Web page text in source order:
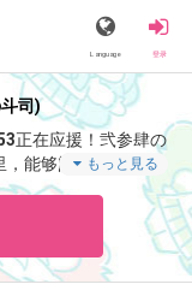
Language 登录
司)
正在应援！ 弐参肆の
，能够阅览「🔮【仕
2026.04.30～2026.0
もっと見る